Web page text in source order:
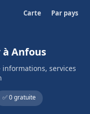
Carte Par pays
Anfous
services
✅ 0 gratuite